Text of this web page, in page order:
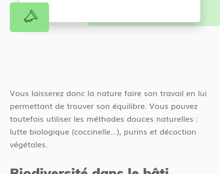
Vous laisserez donc la nature faire son travail en lui
permettant de trouver son équilibre. Vous pouvez
toutefois utiliser les méthodes douces naturelles :
lutte biologique (coccinelle…), purins et décoction
végétales.